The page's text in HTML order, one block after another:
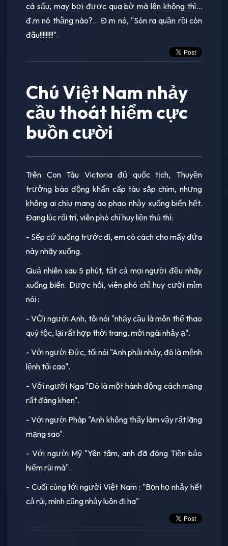
cá sấu, may bơi được qua bờ mà lên không thì...
đ.m nó thằng nào?... Đ.m nó, "Són ra quần rồi còn
đâu!!!!!!!!!".
Chú Việt Nam nhảy
cầu thoát hiểm cực
buồn cười
Trên Con Tàu Victoria đủ quốc tịch, Thuyền
trưởng báo động khẩn cấp tàu sắp chìm, nhưng
không ai chịu mang áo phao nhảy xuống biển hết.
Đang lúc rối trí, viên phó chỉ huy liền thủ thỉ:
- Sếp cứ xuống trước đi, em có cách cho mấy đứa
này nhãy xuống.
Quả nhiên sau 5 phút, tất cả mọi người đều nhãy
xuống biển. Được hỏi, viên phó chỉ huy cười mỉm
nói :
- VỚi người Anh, tôi nói "nhảy cầu là môn thể thao
quý tộc, lại rất hợp thời trang, mời ngài nhảy ạ".
- Với người Đức, tối nói "Anh phải nhảy, đó là mệnh
lệnh tối cao".
- Với người Nga "Đó là một hành động cách mạng
rất đáng khen".
- Với người Pháp "Anh không thấy làm vậy rất lãng
mạng sao".
- Với người Mỹ "Yên tâm, anh đã đóng Tiền bảo
hiểm rùi mà".
- Cuối cùng tới người Việt Nam : "Bọn họ nhảy hết
cả rùi, mình cũng nhảy luôn đi ha"